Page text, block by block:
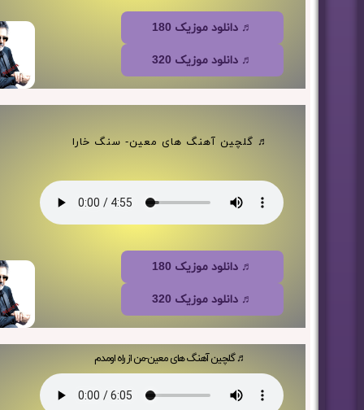
♬ دانلود موزیک 180
♬ دانلود موزیک 320
♬ گلچین آهنگ های معین- سنگ خارا
♬ دانلود موزیک 180
♬ دانلود موزیک 320
♬ گلچین آهنگ های معین-من از راه اومدم